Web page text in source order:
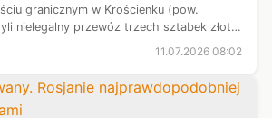
granicznym w Krościenku (pow.
nielegalny przewóz trzech sztabek złota
11.07.2026 08:02